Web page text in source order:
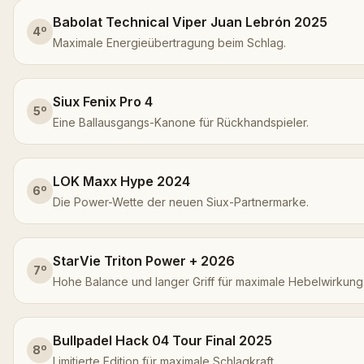
4º
Babolat Technical Viper Juan Lebrón 2025
Maximale Energieübertragung beim Schlag.
5º
Siux Fenix Pro 4
Eine Ballausgangs-Kanone für Rückhandspieler.
6º
LOK Maxx Hype 2024
Die Power-Wette der neuen Siux-Partnermarke.
7º
StarVie Triton Power + 2026
Hohe Balance und langer Griff für maximale
8º
Bullpadel Hack 04 Tour Final 2025
Limitierte Edition für maximale Schlagkraft.